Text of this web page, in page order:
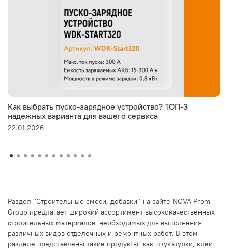
Как выбрать пуско-зарядное устройство? ТОП-3
надежных варианта для вашего сервиса
22.01.2026
Раздел "Строительные смеси, добавки" на сайте NOVA Prom
Group предлагает широкий ассортимент высококачественных
строительных материалов, необходимых для выполнения
различных видов отделочных и ремонтных работ. В этом
разделе представлены такие продукты, как штукатурки, клеи